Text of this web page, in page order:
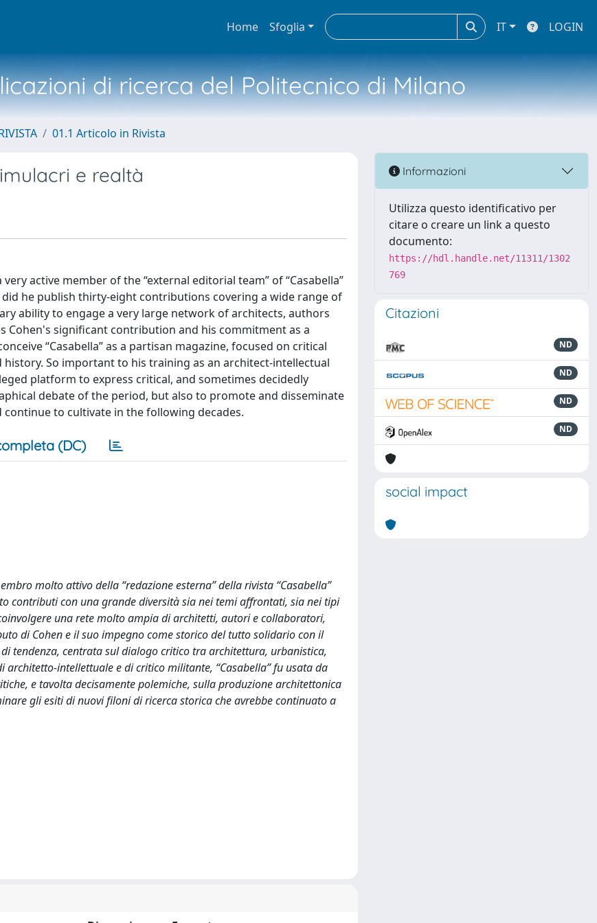
Home Sfoglia IT LOGIN
di ricerca del Politecnico di Milano
01.1 Articolo in Rivista
e realtà
active member of the “external editorial team” of “Casabella”
he publish thirty-eight contributions covering a wide range of
ability to engage a very large network of architects, authors
Cohen's significant contribution and his commitment as a
“Casabella” as a partisan magazine, focused on critical
So important to his training as an architect-intellectual
platform to express critical, and sometimes decidedly
debate of the period, but also to promote and disseminate
to cultivate in the following decades.
(DC)
molto attivo della “redazione esterna” della rivista “Casabella”
contributi con una grande diversità sia nei temi affrontati, sia nei tipi
una rete molto ampia di architetti, autori e collaboratori,
di Cohen e il suo impegno come storico del tutto solidario con il
tendenza, centrata sul dialogo critico tra architettura, urbanistica,
intellettuale e di critico militante, “Casabella” fu usata da
e tavolta decisamente polemiche, sulla produzione architettonica
gli esiti di nuovi filoni di ricerca storica che avrebbe continuato a
Informazioni
Utilizza questo identificativo per
citare o creare un link a questo
documento:
https://hdl.handle.net/11311/1302
769
Citazioni
ND
ND
ND
ND
social impact